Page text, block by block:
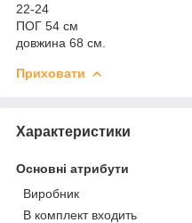
22-24
ПОГ 54 см
довжина 68 см.
Приховати
Характеристики
Основні атрибути
Виробник
В комплект входить